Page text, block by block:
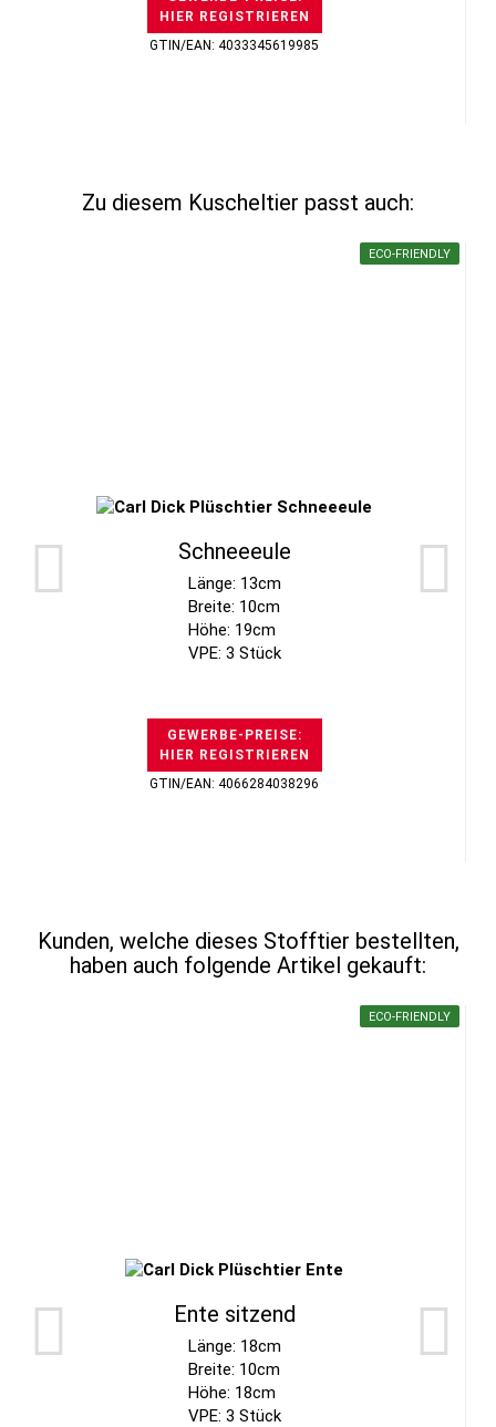
HIER REGISTRIEREN
GTIN/EAN: 4033345619985
Zu diesem Kuscheltier passt auch:
ECO-FRIENDLY
Schneeeule
Länge: 13cm
Breite: 10cm
Höhe: 19cm
VPE: 3 Stück
GEWERBE-PREISE:
HIER REGISTRIEREN
GTIN/EAN: 4066284038296
Kunden, welche dieses Stofftier bestellten,
haben auch folgende Artikel gekauft:
ECO-FRIENDLY
Ente sitzend
Länge: 18cm
Breite: 10cm
Höhe: 18cm
VPE: 3 Stück